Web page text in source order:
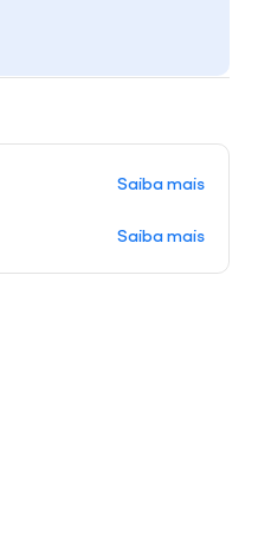
Saiba mais
Saiba mais